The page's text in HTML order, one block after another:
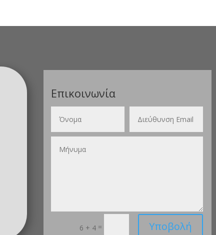
Επικοινωνία
6 + 4 = Υποβολή